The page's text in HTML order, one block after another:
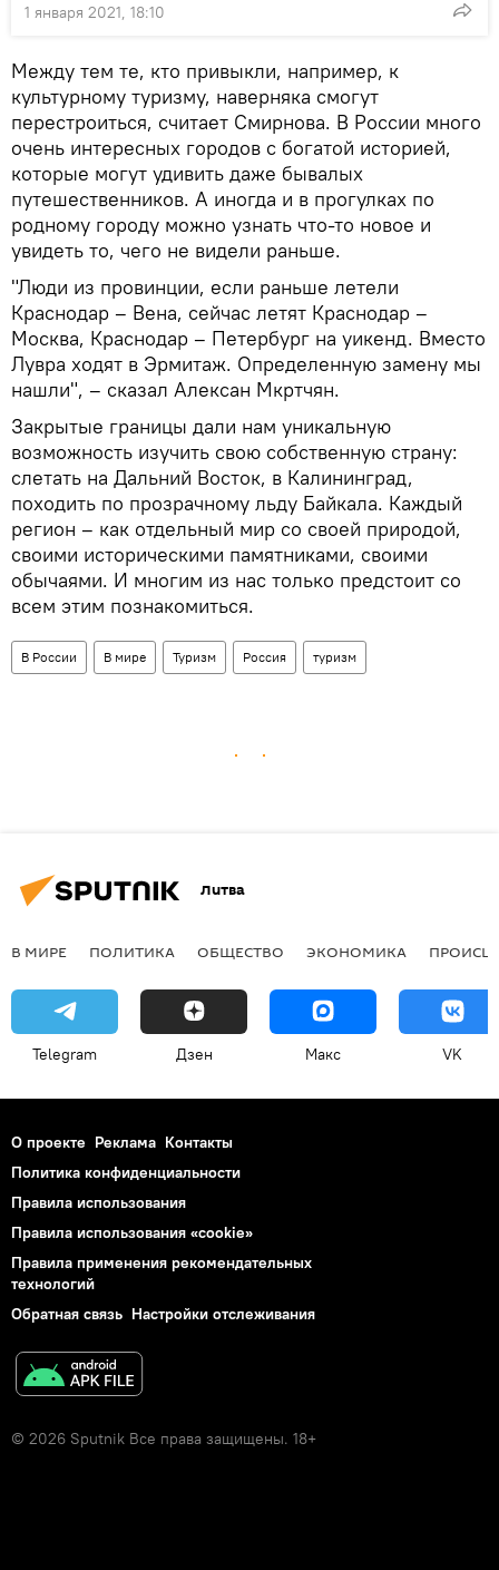
1 января 2021, 18:10
Между тем те, кто привыкли, например, к
культурному туризму, наверняка смогут
перестроиться, считает Смирнова. В России много
очень интересных городов с богатой историей,
которые могут удивить даже бывалых
путешественников. А иногда и в прогулках по
родному городу можно узнать что-то новое и
увидеть то, чего не видели раньше.
"Люди из провинции, если раньше летели
Краснодар – Вена, сейчас летят Краснодар –
Москва, Краснодар – Петербург на уикенд. Вместо
Лувра ходят в Эрмитаж. Определенную замену мы
нашли", – сказал Алексан Мкртчян.
Закрытые границы дали нам уникальную
возможность изучить свою собственную страну:
слетать на Дальний Восток, в Калининград,
походить по прозрачному льду Байкала. Каждый
регион – как отдельный мир со своей природой,
своими историческими памятниками, своими
обычаями. И многим из нас только предстоит со
всем этим познакомиться.
В России В мире Туризм Россия туризм
Литва
В МИРЕ ПОЛИТИКА ОБЩЕСТВО ЭКОНОМИКА
Telegram Дзен Макс VK
О проекте Реклама Контакты
Политика конфиденциальности
Правила использования
Правила использования «cookie»
Правила применения рекомендательных
технологий
Обратная связь Настройки отслеживания
© 2026 Sputnik Все права защищены. 18+